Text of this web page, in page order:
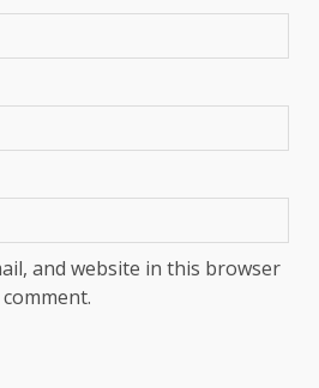
and website in this browser